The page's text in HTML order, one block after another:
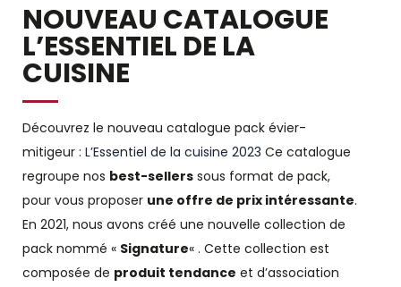
NOUVEAU CATALOGUE
L’ESSENTIEL DE LA
CUISINE
Découvrez le nouveau catalogue pack évier-
mitigeur : L’Essentiel de la cuisine 2023 Ce catalogue
regroupe nos best-sellerssous format de pack,
pour vous proposer une offre de prix intéressante.
En 2021, nous avons créé une nouvelle collection de
pack nommé « Signature« . Cette collection est
composée de produit tendance et d’association